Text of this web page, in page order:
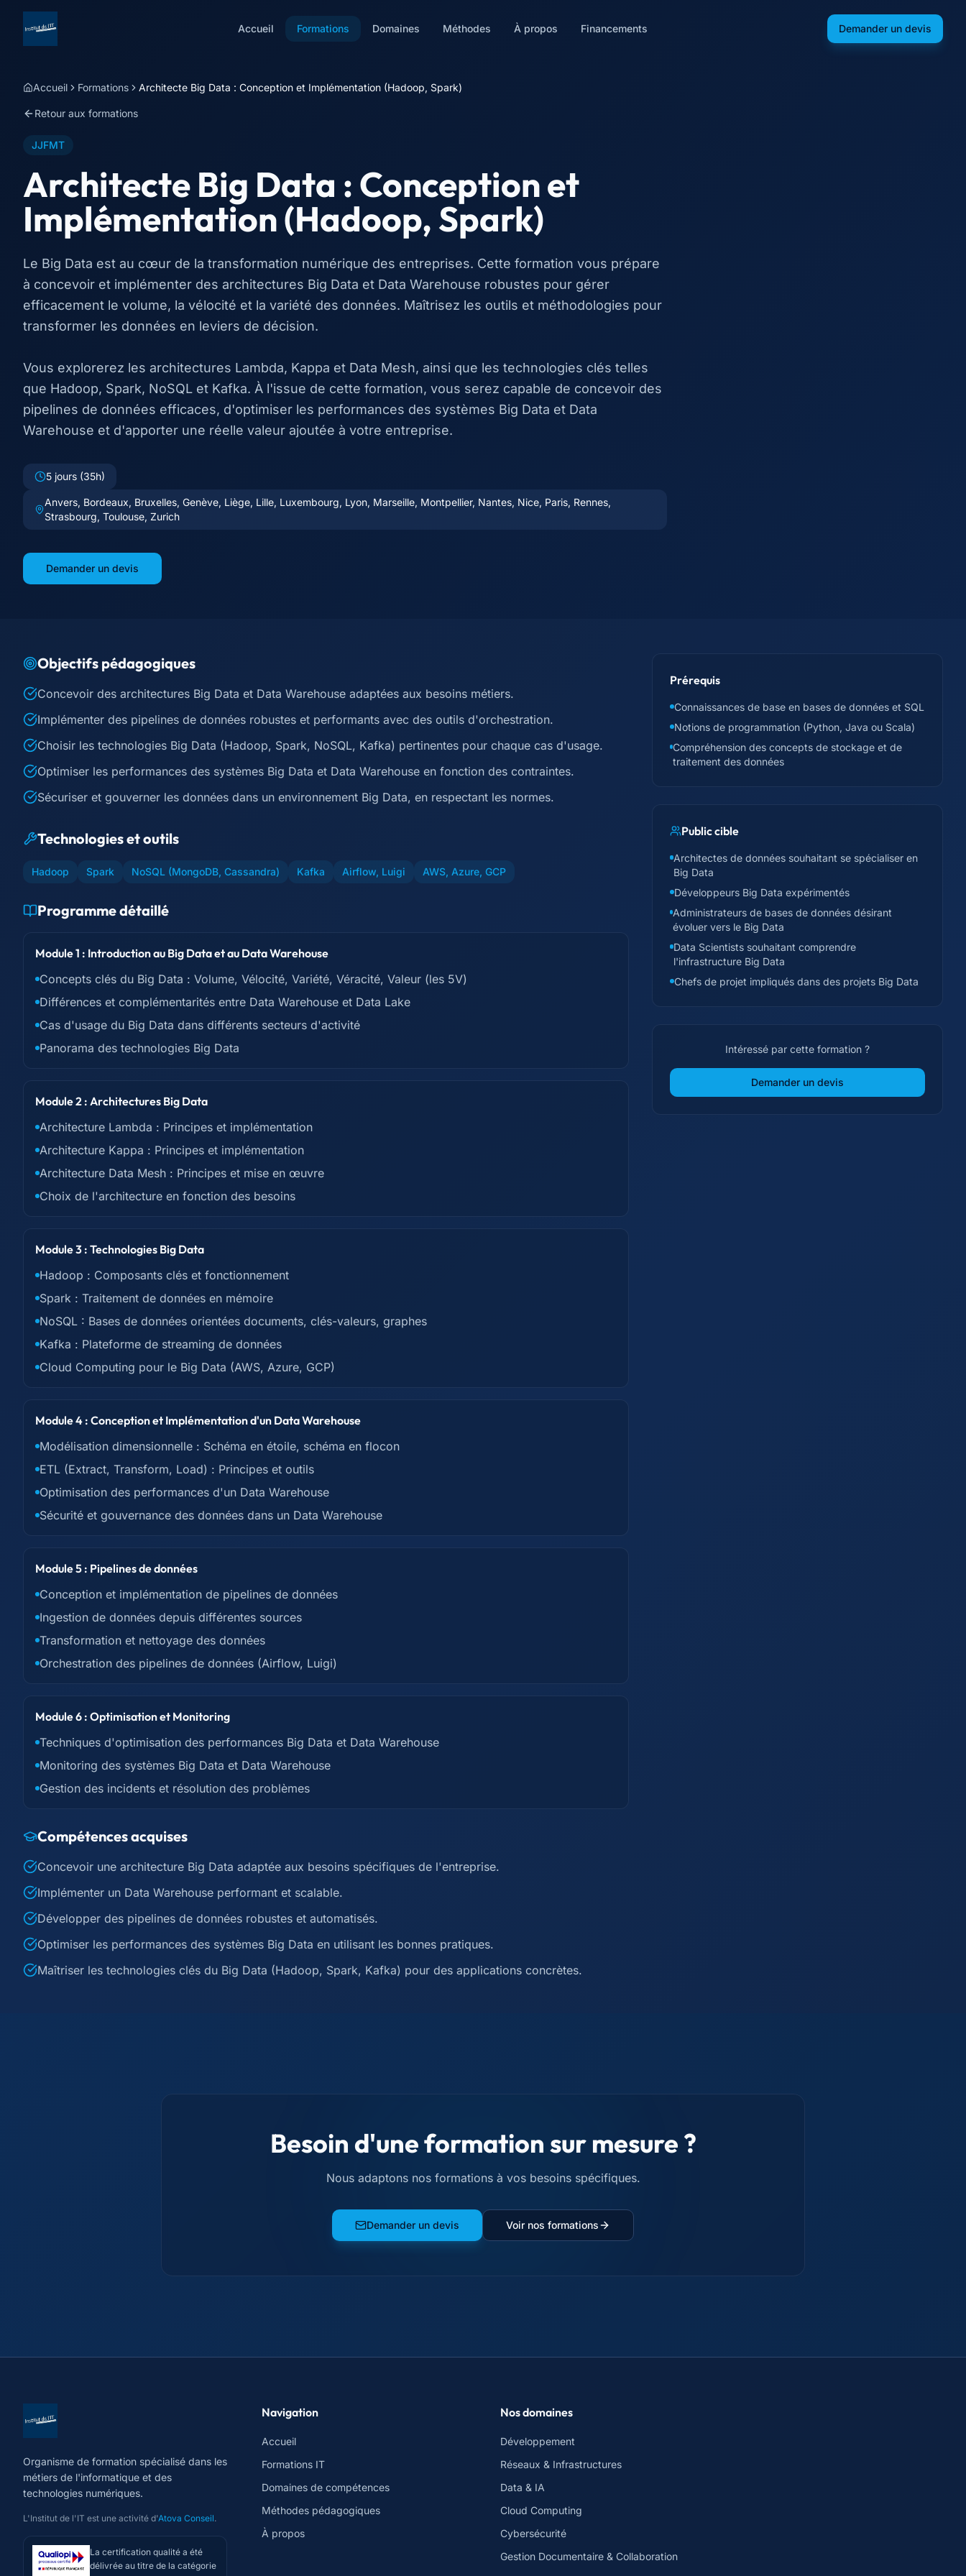
Accueil Formations Domaines Méthodes À propos Financements Demander un devis
Accueil Formations Architecte Big Data : Conception et Implémentation (Hadoop, Spark)
Retour aux formations
JJFMT
Architecte Big Data : Conception et
Implémentation (Hadoop, Spark)
Le Big Data est au cœur de la transformation numérique des entreprises. Cette formation vous prépare
à concevoir et implémenter des architectures Big Data et Data Warehouse robustes pour gérer
efficacement le volume, la vélocité et la variété des données. Maîtrisez les outils et méthodologies pour
transformer les données en leviers de décision.
Vous explorerez les architectures Lambda, Kappa et Data Mesh, ainsi que les technologies clés telles
que Hadoop, Spark, NoSQL et Kafka. À l'issue de cette formation, vous serez capable de concevoir des
pipelines de données efficaces, d'optimiser les performances des systèmes Big Data et Data
Warehouse et d'apporter une réelle valeur ajoutée à votre entreprise.
5 jours (35h)
Anvers, Bordeaux, Bruxelles, Genève, Liège, Lille, Luxembourg, Lyon, Marseille, Montpellier, Nantes, Nice, Paris, Rennes,
Strasbourg, Toulouse, Zurich
Demander un devis
Objectifs pédagogiques
Concevoir des architectures Big Data et Data Warehouse adaptées aux besoins métiers.
Implémenter des pipelines de données robustes et performants avec des outils d'orchestration.
Choisir les technologies Big Data (Hadoop, Spark, NoSQL, Kafka) pertinentes pour chaque cas d'usage.
Optimiser les performances des systèmes Big Data et Data Warehouse en fonction des contraintes.
Sécuriser et gouverner les données dans un environnement Big Data, en respectant les normes.
Technologies et outils
Hadoop Spark NoSQL (MongoDB, Cassandra) Kafka Airflow, Luigi AWS, Azure, GCP
Programme détaillé
Module 1 : Introduction au Big Data et au Data Warehouse
Concepts clés du Big Data : Volume, Vélocité, Variété, Véracité, Valeur (les 5V)
Différences et complémentarités entre Data Warehouse et Data Lake
Cas d'usage du Big Data dans différents secteurs d'activité
Panorama des technologies Big Data
Module 2 : Architectures Big Data
Architecture Lambda : Principes et implémentation
Architecture Kappa : Principes et implémentation
Architecture Data Mesh : Principes et mise en œuvre
Choix de l'architecture en fonction des besoins
Module 3 : Technologies Big Data
Hadoop : Composants clés et fonctionnement
Spark : Traitement de données en mémoire
NoSQL : Bases de données orientées documents, clés-valeurs, graphes
Kafka : Plateforme de streaming de données
Cloud Computing pour le Big Data (AWS, Azure, GCP)
Module 4 : Conception et Implémentation d'un Data Warehouse
Modélisation dimensionnelle : Schéma en étoile, schéma en flocon
ETL (Extract, Transform, Load) : Principes et outils
Optimisation des performances d'un Data Warehouse
Sécurité et gouvernance des données dans un Data Warehouse
Module 5 : Pipelines de données
Conception et implémentation de pipelines de données
Ingestion de données depuis différentes sources
Transformation et nettoyage des données
Orchestration des pipelines de données (Airflow, Luigi)
Module 6 : Optimisation et Monitoring
Techniques d'optimisation des performances Big Data et Data Warehouse
Monitoring des systèmes Big Data et Data Warehouse
Gestion des incidents et résolution des problèmes
Compétences acquises
Concevoir une architecture Big Data adaptée aux besoins spécifiques de l'entreprise.
Implémenter un Data Warehouse performant et scalable.
Développer des pipelines de données robustes et automatisés.
Optimiser les performances des systèmes Big Data en utilisant les bonnes pratiques.
Maîtriser les technologies clés du Big Data (Hadoop, Spark, Kafka) pour des applications concrètes.
Prérequis
Connaissances de base en bases de données et SQL
Notions de programmation (Python, Java ou Scala)
Compréhension des concepts de stockage et de
traitement des données
Public cible
Architectes de données souhaitant se spécialiser en
Big Data
Développeurs Big Data expérimentés
Administrateurs de bases de données désirant
évoluer vers le Big Data
Data Scientists souhaitant comprendre
l'infrastructure Big Data
Chefs de projet impliqués dans des projets Big Data
Intéressé par cette formation ?
Demander un devis
Besoin d'une formation sur mesure ?
Nous adaptons nos formations à vos besoins spécifiques.
Demander un devis Voir nos formations
Organisme de formation spécialisé dans les
métiers de l'informatique et des
technologies numériques.
L'Institut de l'IT est une activité d'Atova Conseil.
La certification qualité a été
délivrée au titre de la catégorie
Navigation
Accueil
Formations IT
Domaines de compétences
Méthodes pédagogiques
À propos
Nos domaines
Développement
Réseaux & Infrastructures
Data & IA
Cloud Computing
Cybersécurité
Gestion Documentaire & Collaboration